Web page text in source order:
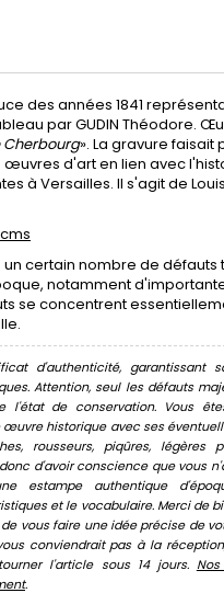
des années 1841
par GUDIN Théodore.
Cherbourg». La gravure faisait
d'art en lien avec
à Versailles. Il s'agit de
certain nombre de défauts
notamment
se concentrent
d'authenticité, garantissant
Attention, seul les défauts
l'état de conservation. Vous
historique avec ses
rousseurs, piqûres, légères
d'avoir conscience que vous
estampe authentique
et le vocabulaire. Merci de
vous faire une idée précise de
conviendrait pas à la
l'article sous 14 jours.
.